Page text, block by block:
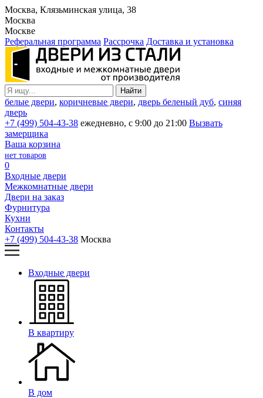
Москва, Клязьминская улица, 38
Москва
Москве
Реферальная программа Рассрочка Доставка и установка
белые двери, коричневые двери, дверь беленый дуб, синяя
дверь
+7 (499) 504-43-38 ежедневно, с 9:00 до 21:00 Вызвать
замерщика
Ваша корзина
нет товаров
0
Входные двери
Межкомнатные двери
Двери на заказ
Фурнитура
Кухни
Контакты
+7 (499) 504-43-38 Москва
Входные двери
В квартиру
В дом